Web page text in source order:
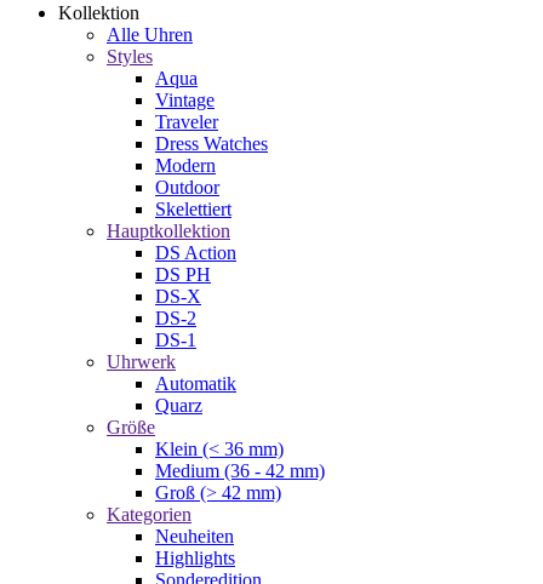
Kollektion
Alle Uhren
Styles
Aqua
Vintage
Traveler
Dress Watches
Modern
Outdoor
Skelettiert
Hauptkollektion
DS Action
DS PH
DS-X
DS-2
DS-1
Uhrwerk
Automatik
Quarz
Größe
Klein (< 36 mm)
Medium (36 - 42 mm)
Groß (> 42 mm)
Kategorien
Neuheiten
Highlights
Sonderedition